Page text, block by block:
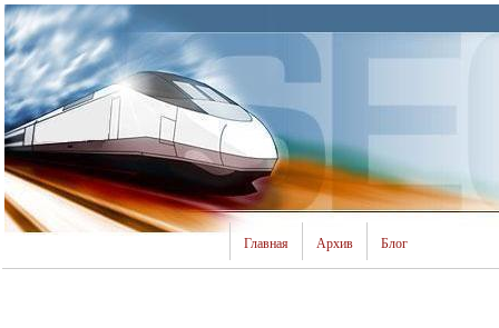
Главная Архив Блог